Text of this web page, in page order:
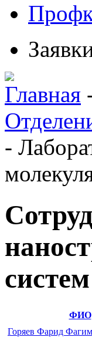
Главная
-
ФИО
Горяев Фарид